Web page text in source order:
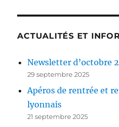
ACTUALITÉS ET
Newsletter d’octobre
29 septembre 2025
Apéros de rentrée et
lyonnais
21 septembre 2025